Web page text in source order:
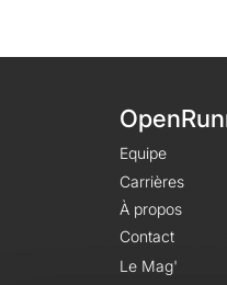
Equipe
Carrières
À propos
Contact
Le Mag'